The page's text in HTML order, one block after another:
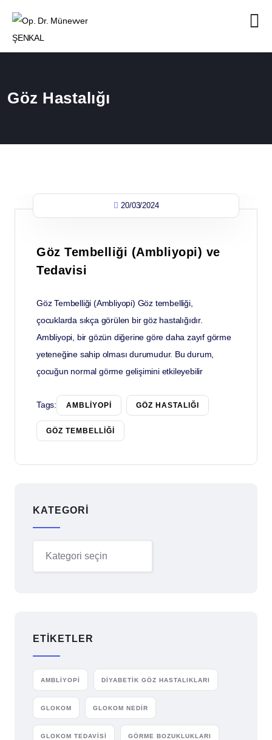
Göz Hastalığı
20/03/2024
Göz Tembelliği (Ambliyopi) ve
Tedavisi
Göz Tembelliği (Ambliyopi) Göz tembelliği,
çocuklarda sıkça görülen bir göz hastalığıdır.
Ambliyopi, bir gözün diğerine göre daha zayıf görme
yeteneğine sahip olması durumudur. Bu durum,
çocuğun normal görme gelişimini etkileyebilir
Tags: AMBLIYOPI GÖZ HASTALIĞI
GÖZ TEMBELLIĞI
KATEGORI
ETIKETLER
AMBLIYOPI DIYABETIK GÖZ HASTALIKLARI
GLOKOM GLOKOM NEDIR
GLOKOM TEDAVISI GÖRME BOZUKLUKLARI